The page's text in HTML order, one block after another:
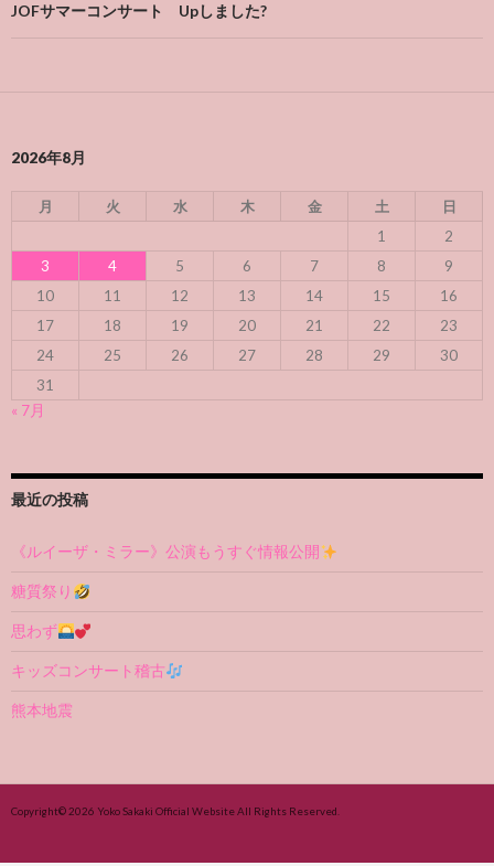
JOFサマーコンサート Upしました?
2026年8月
月 火 水 木 金 土
日
1
2
3
4 5 6 7 8
9
10
11 12 13 14 15
16
17
18 19 20 21 22
23
24
25 26 27 28 29
30
31
« 7月
最近の投稿
《ルイーザ・ミラー》公演もうすぐ情報公開
糖質祭り
思わず
キッズコンサート稽古
熊本地震
Copyright© 2026 Yoko Sakaki Official WebsiteAll Rights Reserved.